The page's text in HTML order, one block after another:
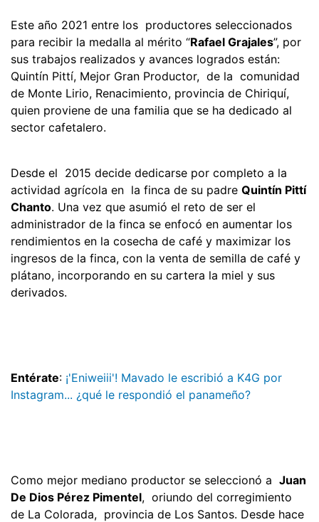
Este año 2021 entre los productores seleccionados
para recibir la medalla al mérito “Rafael Grajales”, por
sus trabajos realizados y avances logrados están:
Quintín Pittí, Mejor Gran Productor, de la comunidad
de Monte Lirio, Renacimiento, provincia de Chiriquí,
quien proviene de una familia que se ha dedicado al
sector cafetalero.
Desde el 2015 decide dedicarse por completo a la
actividad agrícola en la finca de su padre Quintín Pittí
Chanto. Una vez que asumió el reto de ser el
administrador de la finca se enfocó en aumentar los
rendimientos en la cosecha de café y maximizar los
ingresos de la finca, con la venta de semilla de café y
plátano, incorporando en su cartera la miel y sus
derivados.
Entérate: ¡'Eniweiii'! Mavado le escribió a K4G por
Instagram... ¿qué le respondió el panameño?
Como mejor mediano productor se seleccionó a Juan
De Dios Pérez Pimentel, oriundo del corregimiento
de La Colorada, provincia de Los Santos. Desde hace